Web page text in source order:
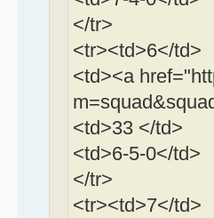
</tr>
<tr><td>6</td>
<td><a
<td>33 </td>
<td>6-5-0</td>
</tr>
<tr><td>7</td>